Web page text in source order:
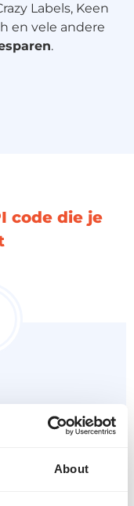
About
Labels, Keen
en vele andere
.
code die je